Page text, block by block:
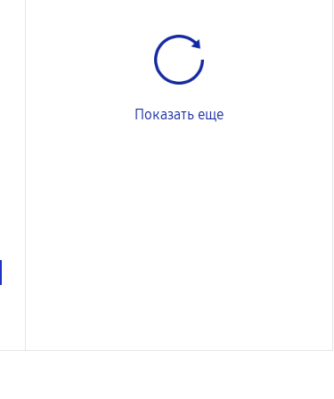
Показать еще